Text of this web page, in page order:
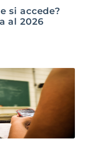
si accede?
al 2026